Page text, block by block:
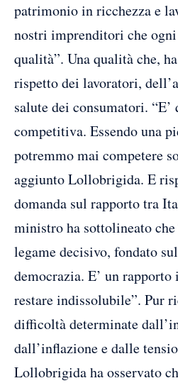
patrimonio in ricchezza e
nostri imprenditori che
qualità”. Una qualità che,
rispetto dei lavoratori,
salute dei consumatori.
competitiva. Essendo una
potremmo mai competere
aggiunto Lollobrigida. E
domanda sul rapporto tra
ministro ha sottolineato
legame decisivo, fondato
democrazia. E’ un
restare indissolubile”. Pur
difficoltà determinate
dall’inflazione e dalle
Lollobrigida ha osservato